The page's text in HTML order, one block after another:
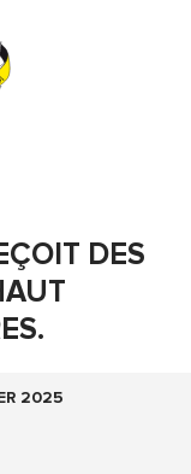
DES
2025